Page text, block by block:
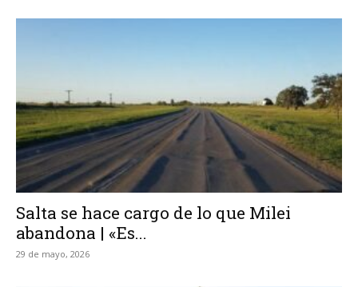
Salta se hace cargo de lo que Milei
abandona | «Es...
29 de mayo, 2026